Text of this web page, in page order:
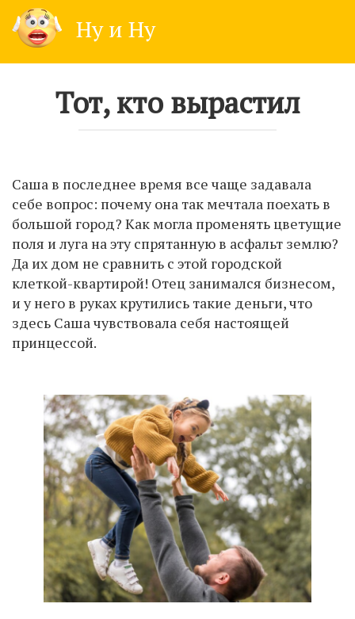
content
Ну и Ну
Тот, кто вырастил
Саша в последнее время все чаще задавала
себе вопрос: почему она так мечтала поехать в
большой город? Как могла променять цветущие
поля и луга на эту спрятанную в асфальт землю?
Да их дом не сравнить с этой городской
клеткой-квартирой! Отец занимался бизнесом,
и у него в руках крутились такие деньги, что
здесь Саша чувствовала себя настоящей
принцессой.